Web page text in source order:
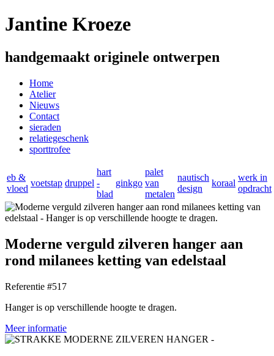
Jantine Kroeze
handgemaakt originele ontwerpen
Home
Atelier
Nieuws
Contact
sieraden
relatiegeschenk
sporttrofee
eb &
vloed
voetstap druppel
hart
-
blad
ginkgo
palet
van
metalen
nautisch
design
koraal
werk in
opdracht
Moderne verguld zilveren hanger aan
rond milanees ketting van edelstaal
Referentie #517
Hanger is op verschillende hoogte te dragen.
Meer informatie